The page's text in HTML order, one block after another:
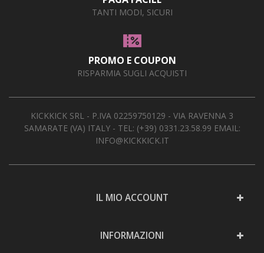
TANTI MODI, SICURI
PROMO E COUPON
RISPARMIA SUGLI ACQUISTI
KICKKICK SRL - P.IVA 02259750129 - VIA RAVENNA 3
SAMARATE (VA) ITALY - TEL: (+39) 0331.23.58.99 EMAIL:
INFO@KICKKICK.IT
IL MIO ACCOUNT
INFORMAZIONI